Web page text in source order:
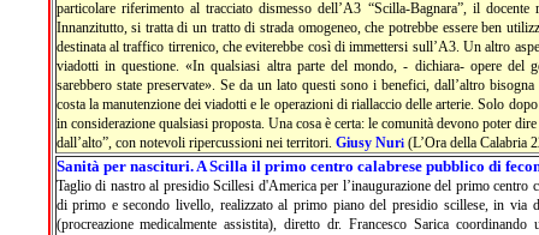
particolare riferimento al tracciato dismesso dell’A3 “Scilla-Bagnara”, il
Innanzitutto, si tratta di un tratto di strada omogeneo, che potrebbe essere ben
destinata al traffico tirrenico, che eviterebbe così di immettersi sull’A3. Un altro
viadotti in questione. «In qualsiasi altra parte del mondo, - dichiara- opere del
sarebbero state preservate». Se da un lato questi sono i benefici, dall’altro
costa la manutenzione dei viadotti e le operazioni di riallaccio delle arterie. Solo
in considerazione qualsiasi proposta. Una cosa è certa: le comunità devono poter
dall’alto”, con notevoli ripercussioni nei territori. Giusy Nuri(L’Ora della Calabria
Sanità per nascituri. A Scilla il primo centro calabrese pubblico di
Taglio di nastro al presidio Scillesi d'America per l’inaugurazione del primo centro
di primo e secondo livello, realizzato al primo piano del presidio scillese, in
(procreazione medicalmente assistita), diretto dr. Francesco Sarica